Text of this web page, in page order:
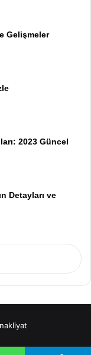
Gelişmeler
2023 Güncel
Detayları ve